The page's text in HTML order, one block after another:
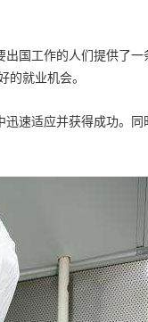
国工作的人们提供了
就业机会。
速适应并获得成功。